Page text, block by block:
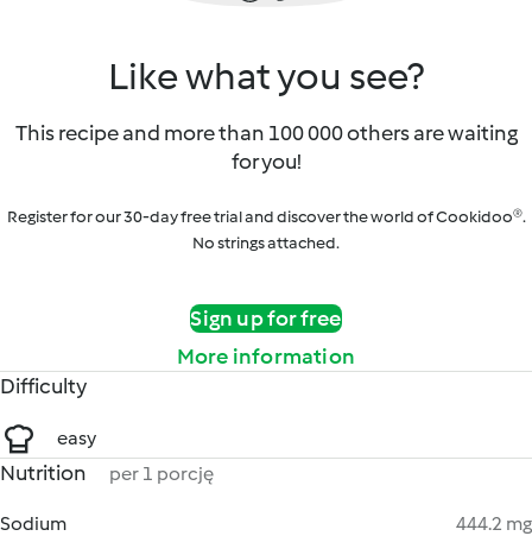
Like what you see?
This recipe and more than 100 000 others are waiting
for you!
Register for our 30-day free trial and discover the world of Cookidoo®.
No strings attached.
Sign up for free
More information
Difficulty
easy
Nutrition per 1 porcję
Sodium
444.2 mg